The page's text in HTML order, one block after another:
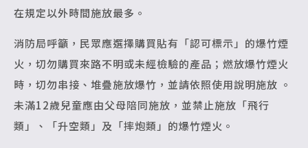
在規定以外時間施放最多。
消防局呼籲，民眾應選擇購買貼有「認可標示」的爆竹煙
火，切勿購買來路不明或未經檢驗的產品；燃放爆竹煙火
時，切勿串接、堆疊施放爆竹，並請依照使用說明施放 。
未滿12歲兒童應由父母陪同施放，並禁止施放「飛行
類」、「升空類」及「摔炮類」的爆竹煙火。